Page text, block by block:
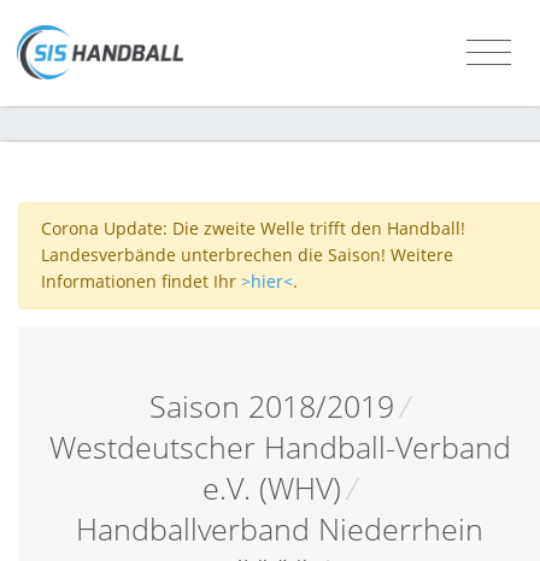
Corona Update: Die zweite Welle trifft den Handball!
Landesverbände unterbrechen die Saison! Weitere
Informationen findet Ihr >hier<.
Saison 2018/2019/
Westdeutscher Handball-Verband
e.V. (WHV)/
Handballverband Niederrhein